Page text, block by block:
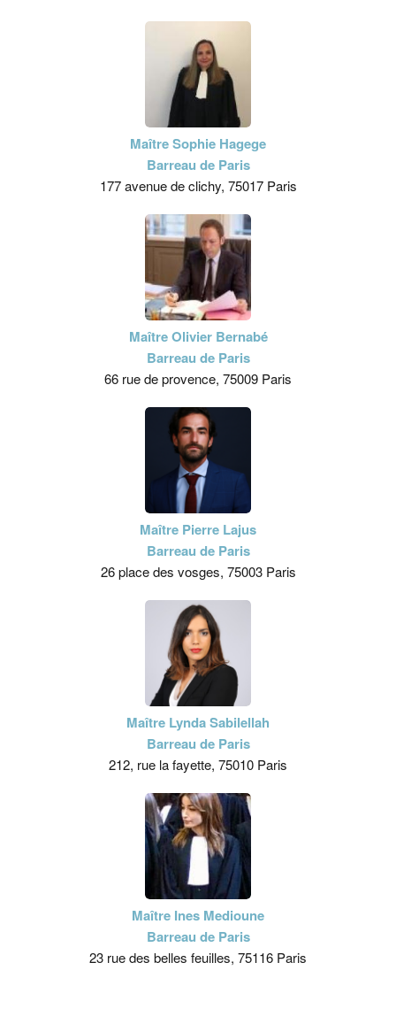
Maître Sophie Hagege
Barreau de Paris
177 avenue de clichy, 75017 Paris
Maître Olivier Bernabé
Barreau de Paris
66 rue de provence, 75009 Paris
Maître Pierre Lajus
Barreau de Paris
26 place des vosges, 75003 Paris
Maître Lynda Sabilellah
Barreau de Paris
212, rue la fayette, 75010 Paris
Maître Ines Medioune
Barreau de Paris
23 rue des belles feuilles, 75116 Paris